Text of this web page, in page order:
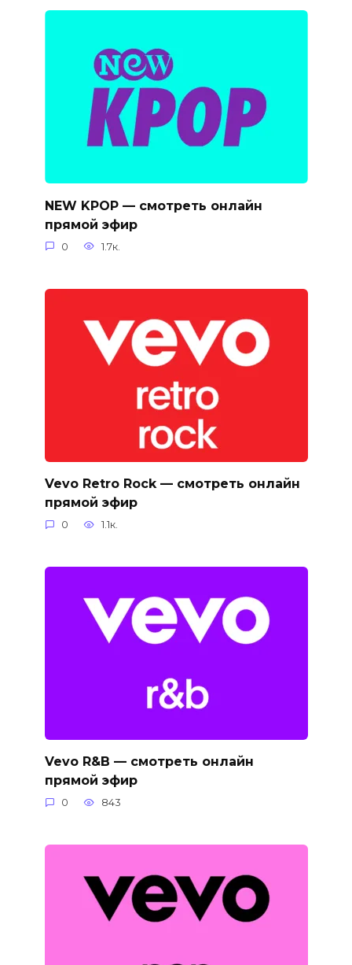
NEW KPOP — смотреть онлайн
прямой эфир
0 1.7к.
Vevo Retro Rock — смотреть онлайн
прямой эфир
0 1.1к.
Vevo R&B — смотреть онлайн
прямой эфир
0 843